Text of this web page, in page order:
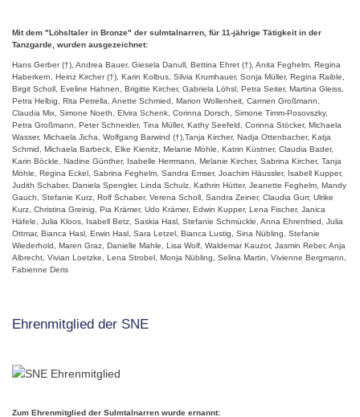
Mit dem "Löhsltaler in Bronze" der sulmtalnarren, für 11-jährige Tätigkeit in der
Tanzgarde, wurden ausgezeichnet:
Hans Gerber (†), Andrea Bauer, Giesela Danull, Bettina Ehret (†), Anita Feghelm, Regina
Haberkern, Heinz Kircher (†), Karin Kolbus, Silvia Krumhauer, Sonja Müller, Regina Raible,
Birgit Scholl, Eveline Hahnen, Brigitte Kircher, Gabriela Löhsl, Petra Seiter, Martina Gleiss,
Petra Helbig, Rita Petrella, Anette Schmied, Marion Wollenheit, Carmen Großmann,
Claudia Mix, Simone Noeth, Elvira Schenk, Corinna Dorsch, Simone Timm-Posovszky,
Petra Großmann, Peter Schneider, Tina Müller, Kathy Seefeld, Corinna Stöcker, Michaela
Wasser, Michaela Jicha, Wolfgang Barwind (†),Tanja Kircher, Nadja Ottenbacher, Katja
Schmid, Michaela Barbeck, Elke Kienitz, Melanie Möhle, Katrin Küstner, Claudia Bader,
Karin Böckle, Nadine Günther, Isabelle Herrmann, Melanie Kircher, Sabrina Kircher, Tanja
Möhle, Regina Eckel, Sabrina Feghelm, Sandra Emser, Joachim Häussler, Isabell Kupper,
Judith Schaber, Daniela Spengler, Linda Schulz, Kathrin Hütter, Jeanette Feghelm, Mandy
Gauch, Stefanie Kurz, Rolf Schaber, Verena Scholl, Sandra Zeiner, Claudia Gurr, Ulrike
Kurz, Christina Greinig, Pia Krämer, Udo Krämer, Edwin Kupper, Lena Fischer, Janica
Häfele, Julia Kloos, Isabell Betz, Saskia Hasl, Stefanie Schmückle, Anna Ehrenfried, Julia
Ottmar, Bianca Hasl, Erwin Hasl, Sara Letzel, Bianca Lustig, Sina Nübling, Stefanie
Wiederhold, Maren Graz, Danielle Mahle, Lisa Wolf, Waldemar Kauzor, Jasmin Reber, Anja
Albrecht, Vivian Loetzke, Lena Strobel, Monja Nübling, Selina Martin, Vivienne Bergmann,
Fabienne Deris
Ehrenmitglied der SNE
Zum Ehrenmitglied der Sulmtalnarren wurde ernannt: